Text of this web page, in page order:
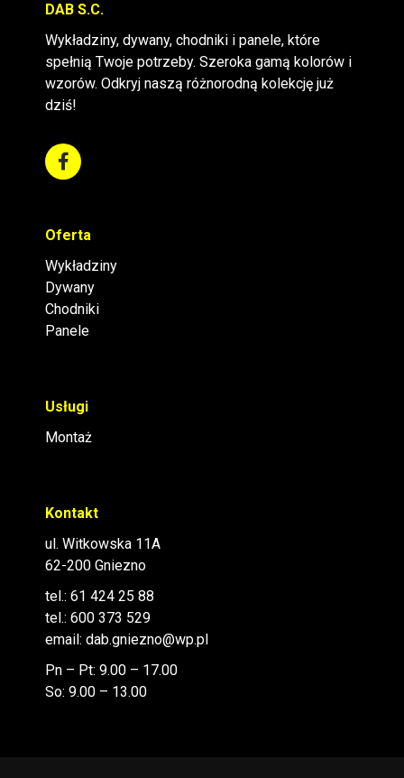
DAB S.C.
Wykładziny, dywany, chodniki i panele, które
spełnią Twoje potrzeby. Szeroka gamą kolorów i
wzorów. Odkryj naszą różnorodną kolekcję już
dziś!
Oferta
Wykładziny
Dywany
Chodniki
Panele
Usługi
Montaż
Kontakt
ul. Witkowska 11A
62-200 Gniezno
tel.: 61 424 25 88
tel.: 600 373 529
email: dab.gniezno@wp.pl
Pn – Pt: 9.00 – 17.00
So: 9.00 – 13.00